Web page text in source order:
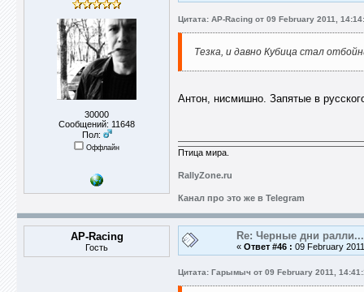
30000
Сообщений: 11648
Пол:
Оффлайн
Цитата: AP-Racing от 09 February 2011,
Тезка, и давно Кубица стал
Антон, нисмишно. Запятые в
Птица мира.
RallyZone.ru
Канал про это же в Telegram
AP-Racing
Гость
Re: Черные дни ралли...
« Ответ #46 : 09 February
Цитата: Гарымыч от 09 February 2011,